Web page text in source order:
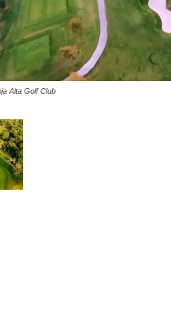
Alta Golf Club